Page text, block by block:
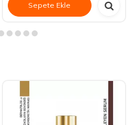
Sepete Ekle